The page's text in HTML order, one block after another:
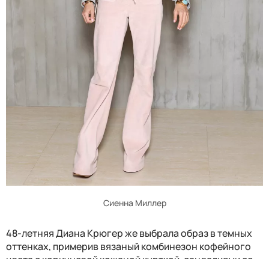
Сиенна Миллер
48-летняя Диана Крюгер же выбрала образ в темных
оттенках, примерив вязаный комбинезон кофейного